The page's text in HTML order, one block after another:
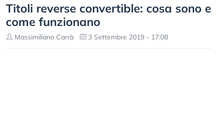
Titoli reverse convertible: cosa sono e
come funzionano
Massimiliano Carrà 3 Settembre 2019 - 17:08